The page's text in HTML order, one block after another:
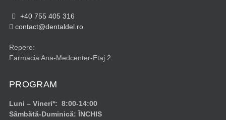
+40 755 405 316
contact@dentaldel.ro
Repere:
Farmacia Ana-Medcenter-Etaj 2
PROGRAM
Luni – Vineri*: 8:00-14:00
Sâmbătă-Duminică: ÎNCHIS